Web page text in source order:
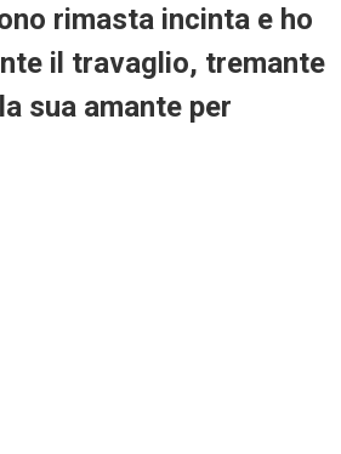
rimasta incinta e ho
il travaglio, tremante
sua amante per